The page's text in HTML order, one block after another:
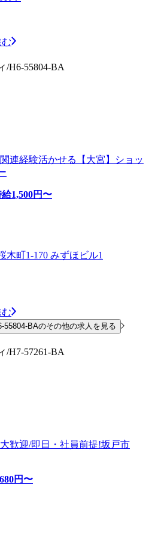
/H6-55804-BA
連経験活かせる【大宮】ショッ
給1,500円〜
木町1-170 みずほビル1
BAのその他の求人を見る
/H7-57261-BA
歓迎/即日・社員前提!坂戸市
円〜